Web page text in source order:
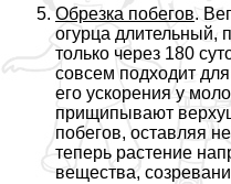
Обрезка побегов.
огурца длительный,
только через 180
совсем подходит
его ускорения у
прищипывают
побегов, оставляя
теперь растение
вещества,